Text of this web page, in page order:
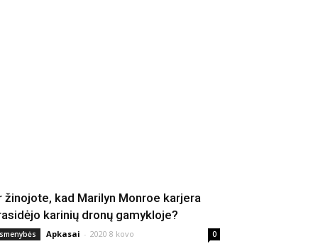
žinojote, kad Marilyn Monroe karjera
karinių dronų gamykloje?
Apkasai - 2020 8 kovo 0